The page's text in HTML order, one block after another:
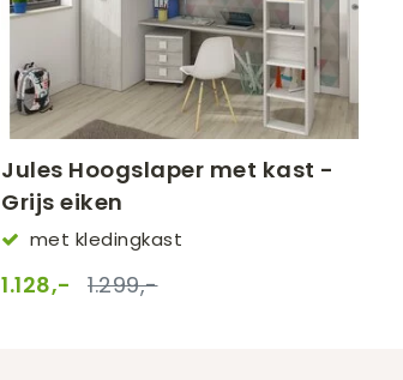
Jules Hoogslaper met kast -
Grijs eiken
met kledingkast
1.128,- 1.299,-